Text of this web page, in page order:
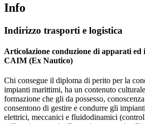
Info
Indirizzo trasporti e logistica
Articolazione conduzione di apparati
CAIM (Ex Nautico)
Chi consegue il diploma di perito per la
impianti marittimi, ha un contenuto
formazione che gli da possesso,
consentono di gestire e condurre gli
elettrici, meccanici e fluidodinamici